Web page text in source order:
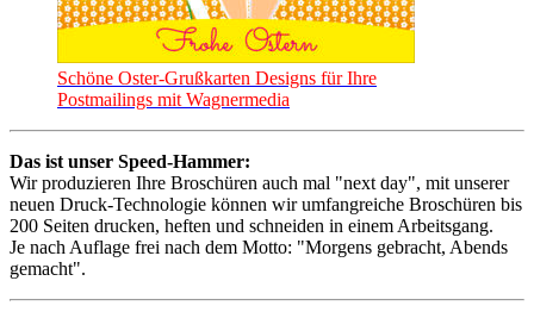
Schöne Oster-Grußkarten Designs für Ihre
Postmailings mit Wagnermedia
Das ist unser Speed-Hammer:
Wir produzieren Ihre Broschüren auch mal "next day", mit unserer
neuen Druck-Technologie können wir umfangreiche Broschüren bis
200 Seiten drucken, heften und schneiden in einem Arbeitsgang.
Je nach Auflage frei nach dem Motto: "Morgens gebracht, Abends
gemacht".